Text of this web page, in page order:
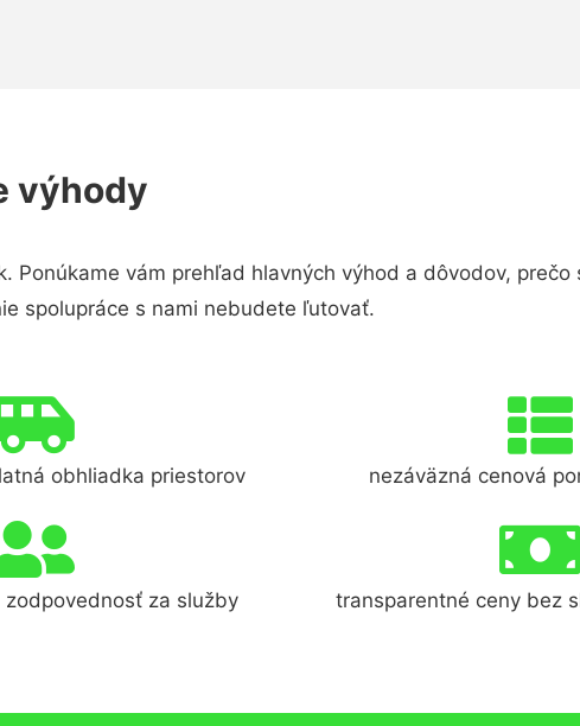
výhody
Ponúkame vám prehľad hlavných výhod a dôvodov, prečo
spolupráce s nami nebudete ľutovať.
obhliadka priestorov nezáväzná cenová
za služby transparentné ceny bez